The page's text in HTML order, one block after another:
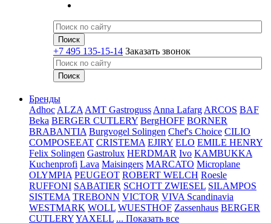
+7 495 135-15-14 Заказать звонок
Бренды
Adhoc ALZA AMT Gastroguss Anna Lafarg ARCOS BAF
Beka BERGER CUTLERY BergHOFF BORNER
BRABANTIA Burgvogel Solingen Chef's Choice CILIO
COMPOSEEAT CRISTEMA EJIRY ELO EMILE HENRY
Felix Solingen Gastrolux HERDMAR Ivo KAMBUKKA
Kuchenprofi Lava Maisingers MARCATO Microplane
OLYMPIA PEUGEOT ROBERT WELCH Roesle
RUFFONI SABATIER SCHOTT ZWIESEL SILAMPOS
SISTEMA TREBONN VICTOR VIVA Scandinavia
WESTMARK WOLL WUESTHOF Zassenhaus BERGER
CUTLERYYAXELL ... Показать все